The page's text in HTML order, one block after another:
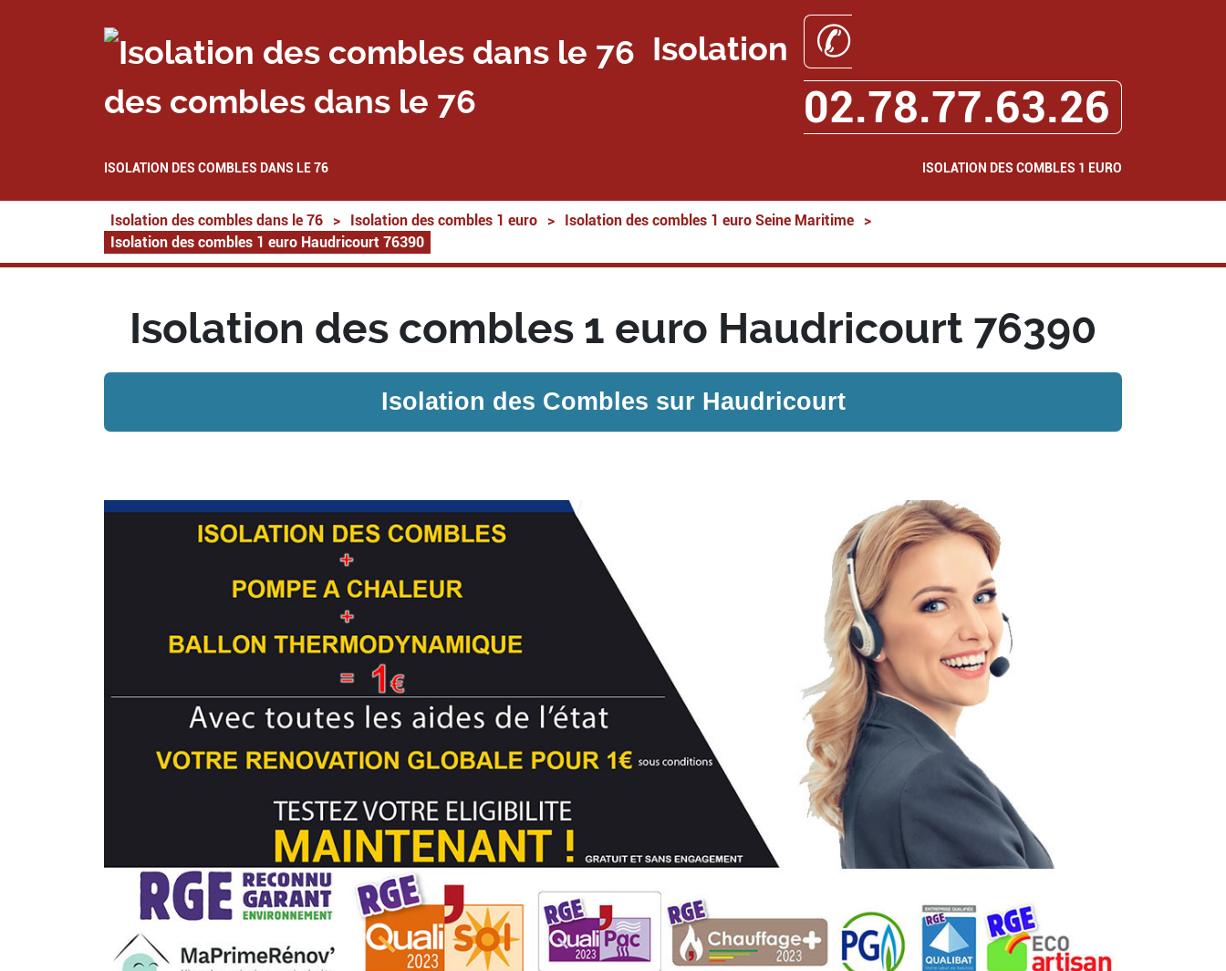
Isolation
des combles dans le 76
✆
02.78.77.63.26
ISOLATION DES COMBLES DANS LE 76 ISOLATION DES COMBLES 1 EURO
Isolation des combles dans le 76 > Isolation des combles 1 euro > Isolation des combles 1 euro Seine Maritime
>
Isolation des combles 1 euro Haudricourt 76390
Isolation des combles 1 euro Haudricourt 76390
Isolation des Combles sur Haudricourt